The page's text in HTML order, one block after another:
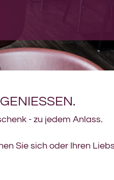
- zu jedem Anlass.
Sie sich oder Ihren